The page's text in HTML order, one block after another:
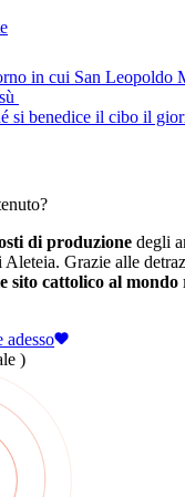
in cui San Leopoldo
si benedice il cibo il
di produzione degli
Aleteia. Grazie alle
sito cattolico al mondo
adesso
)